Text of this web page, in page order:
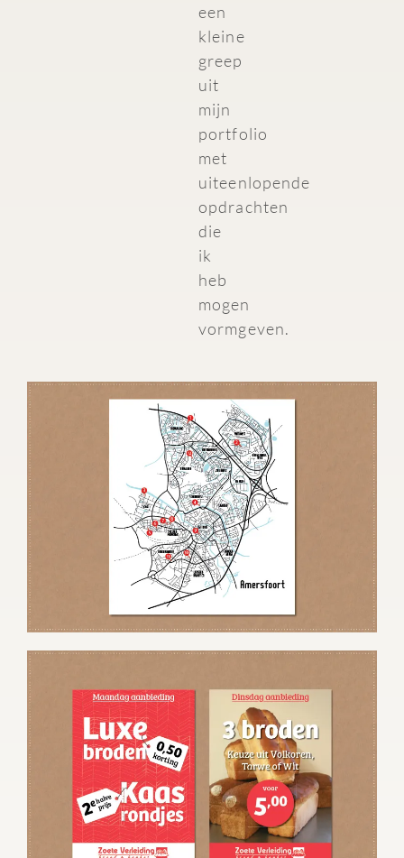
een
kleine
greep
uit
mijn
portfolio
met
uiteenlopende
opdrachten
die
ik
heb
mogen
vormgeven.